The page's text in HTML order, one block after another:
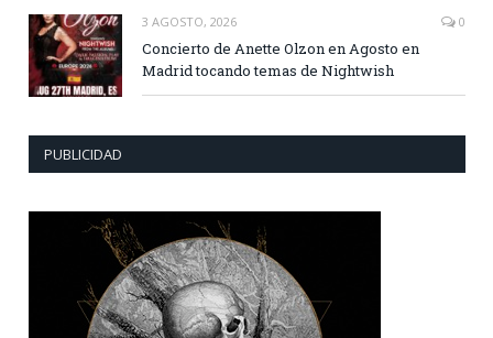
3 AGOSTO, 2026 0
Concierto de Anette Olzon en Agosto en
Madrid tocando temas de Nightwish
PUBLICIDAD